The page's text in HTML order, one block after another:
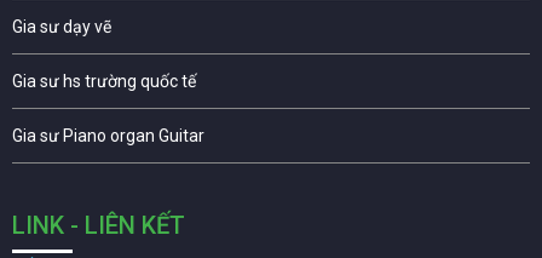
Gia sư dạy vẽ
Gia sư hs trường quốc tế
Gia sư Piano organ Guitar
LINK - LIÊN KẾT